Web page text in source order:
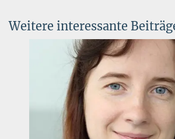
Dr. Klaus Jäger
Wissenschaftlicher
+49 6221 528-379
jaeger@...
Weitere interessante